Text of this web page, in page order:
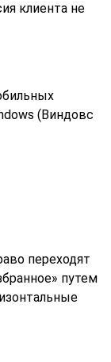
клиента не
(Виндовс
переходят
путем